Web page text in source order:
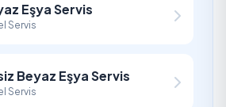
Eşya Servis
Servis
Beyaz Eşya Servis
Servis